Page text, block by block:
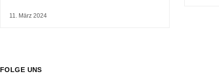
11. März 2024
FOLGE UNS